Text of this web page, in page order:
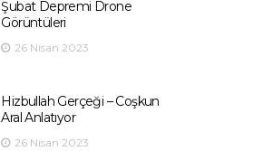
Şubat Depremi Drone
Görüntüleri
26 Nisan 2023
Hizbullah Gerçeği – Coşkun
Aral Anlatıyor
26 Nisan 2023